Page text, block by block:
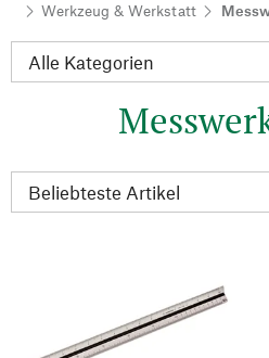
Werkzeug & Werkstatt